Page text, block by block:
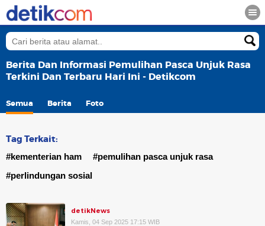
Berita Dan Informasi Pemulihan Pasca Unjuk Rasa
Terkini Dan Terbaru Hari Ini - Detikcom
Semua Berita Foto
Tag Terkait:
#kementerian ham
#pemulihan pasca unjuk rasa
#perlindungan sosial
detikNews
Kamis, 04 Sep 2025 17:15 WIB